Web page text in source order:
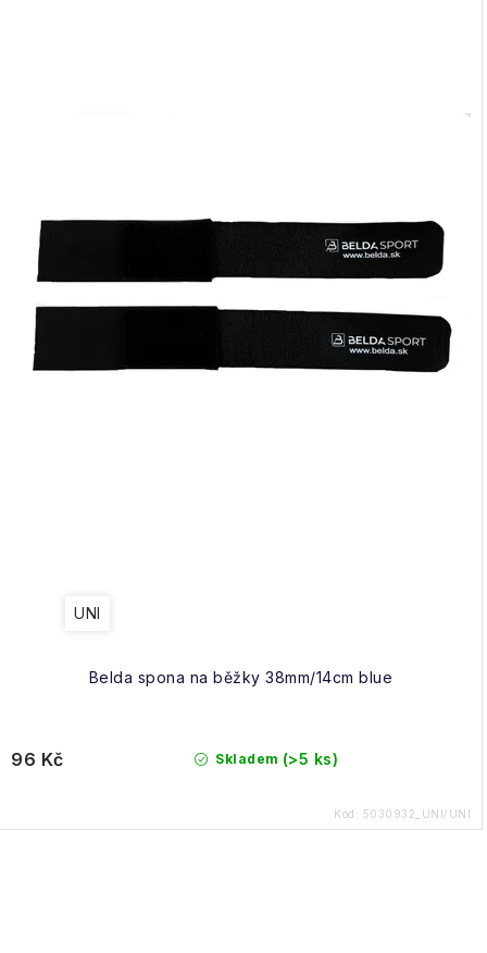
Belda spona na běžky 38mm/14cm blue
UNI
Skladem (>5 ks)
96 Kč
Kód: 5030932_UNI/UNI